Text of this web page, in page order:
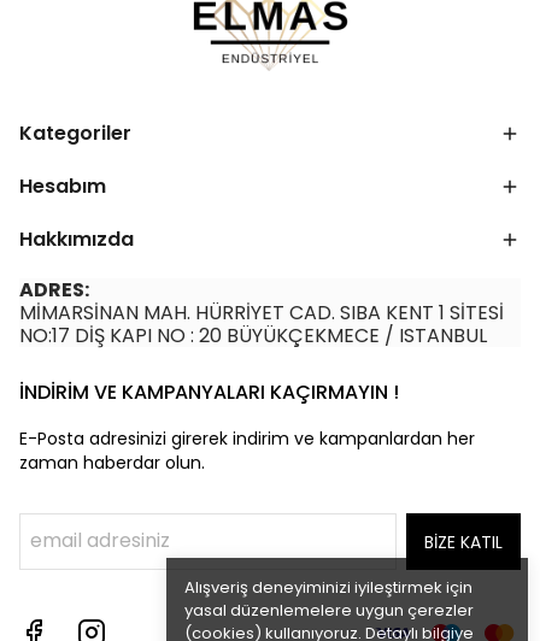
Alışveriş deneyiminizi iyileştirmek için
yasal düzenlemelere uygun çerezler
(cookies) kullanıyoruz. Detaylı bilgiye
Kategoriler
Hesabım
Hakkımızda
ADRES:
MİMARSİNAN MAH. HÜRRİYET CAD. SIBA KENT 1 SİTESİ
NO:17 DİŞ KAPI NO : 20 BÜYÜKÇEKMECE / ISTANBUL
İNDİRİM VE KAMPANYALARI KAÇIRMAYIN !
E-Posta adresinizi girerek indirim ve kampanlardan her
zaman haberdar olun.
BİZE KATIL